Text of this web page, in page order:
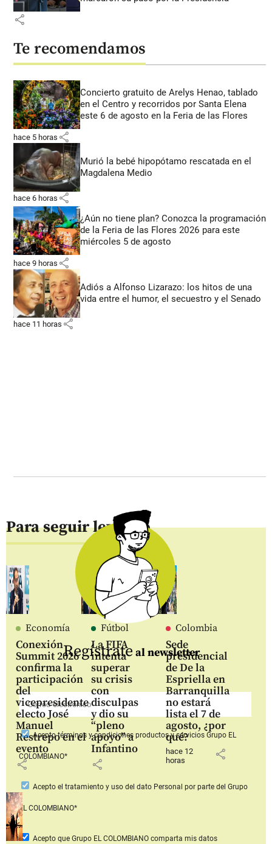
share
Te recomendamos
Concierto gratuito de Arelys Henao, tablado
en el Centro y recorridos por Santa Elena
este 6 de agosto en la Feria de las Flores
hace 5 horas share
Murió la bebé hipopótamo rescatada en el
Magdalena Medio
hace 6 horas share
¿Aún no tiene plan? Conozca la programación
de la Feria de las Flores 2026 para este
miércoles 5 de agosto
hace 9 horas share
Adiós a Alfonso Lizarazo: los hitos de una
vida entre el humor, el secuestro y el Senado
hace 11 horas share
Para seguir leyendo
Economía
Conexión
Summit 2026
confirma la
participación
del
vicepresidente
electo José
Manuel
Restrepo en el
evento
share
Fútbol
La FIFA
intenta
superar
su crisis
con
disculpas
y dio su
“pleno
apoyo” a
Infantino
share
Colombia
Sede
presidencial
de De la
Espriella en
Barranquilla
no estará
lista el 7 de
agosto, ¿por
qué?
hace 12
horas
share
Regístrate al newsletter
Aceptotérminos y condiciones productos y serviciosGrupo EL
COLOMBIANO*
Acepto el tratamiento y uso del dato Personal por parte del Grupo
EL COLOMBIANO*
Acepto que Grupo EL COLOMBIANOcomparta mis datos